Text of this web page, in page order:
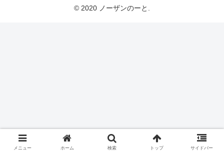
© 2020 ノーザンのーと.
メニュー ホーム 検索 トップ サイドバー